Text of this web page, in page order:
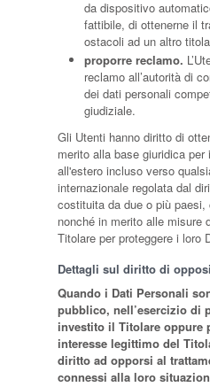
da dispositivo
fattibile, di ottenerne il
ostacoli ad un altro
proporre reclamo.
reclamo all’autorità di
dei dati personali
giudiziale.
Gli Utenti hanno diritto di
merito alla base giuridica
all'estero incluso verso
internazionale regolata dal
costituita da due o più paesi,
nonché in merito alle misure
Titolare per proteggere i loro
Dettagli sul diritto di
Quando i Dati Personali
pubblico, nell’esercizio di
investito il Titolare oppure
interesse legittimo del
diritto ad opporsi al
connessi alla loro